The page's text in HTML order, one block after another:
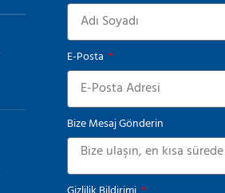
E-Posta
Bize Mesaj Gönderin